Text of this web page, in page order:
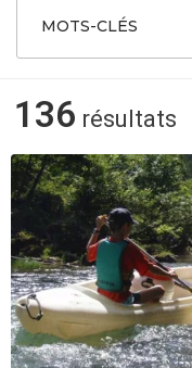
MOTS-CLÉS
136 résultats